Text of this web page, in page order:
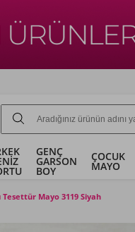
GENÇ
GARSON
BOY
ÇOCUK
MAYO
Tesettür Mayo 3119 Siyah